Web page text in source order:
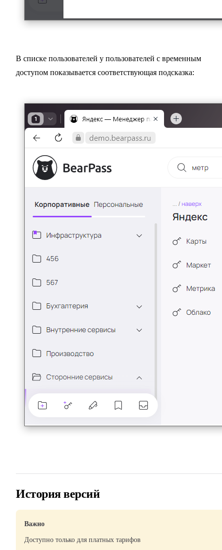
В списке пользователей у пользователей с временным
доступом показывается соответствующая подсказка:
История версий
Важно
Доступно только для платных тарифов